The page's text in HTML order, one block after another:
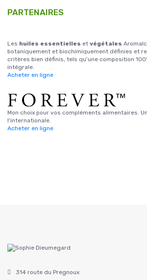
PARTENAIRES
Les huiles essentielles et végétales
botaniquement et biochimiquement définies et
critères bien définis, tels qu’une composition
intégrale.
Acheter en ligne
Mon choix pour vos compléments alimentaires.
l'internationale.
Acheter en ligne
314 route du Pregnoux